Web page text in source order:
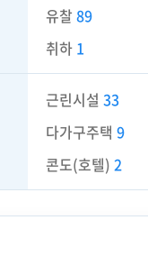
유찰 89
취하 1
근린시설 33
다가구주택 9
콘도(호텔) 2